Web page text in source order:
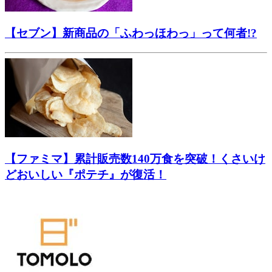
【セブン】新商品の「ふわっほわっ」って何者!?
【ファミマ】累計販売数140万食を突破！くさいけ
どおいしい『ポテチ』が復活！